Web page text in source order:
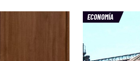
ECONOMÍA